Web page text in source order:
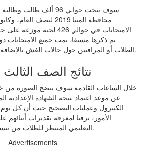
سوف يبحث حوالي 96 ألف
محافظة المنيا 2019 لنصف
الامتحانات في حوالي 426
تم ذكرها مسبقا، تمت جميع
الطلاب أو المراقبين حول حالات الغش بالإضافة لمستوى الامتحان المقدم.
نتائج الصف الثالث
خلال الساعات القادمة سوف تتضح الصورة من
الكنترول وعمليات التصحيح حيث أن كل يوم
الأمور، ترقبا لمعرفة تقديرات أبنائهم
التعليمي المنتظر للطلاب من تنسيق القبول بالثانوية العامة.
Advertisements